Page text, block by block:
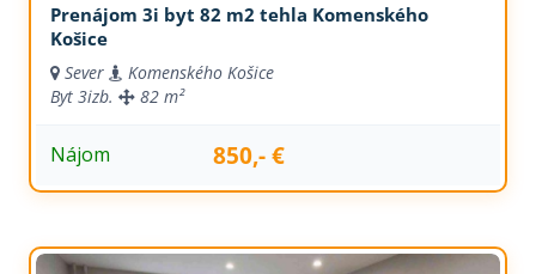
Prenájom 3i byt 82 m2 tehla Komenského
Košice
Sever
Komenského Košice
Byt 3izb. 82 m²
Nájom 850,- €